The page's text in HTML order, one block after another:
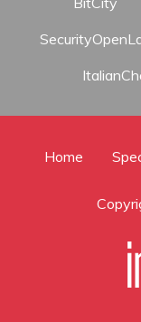
Home